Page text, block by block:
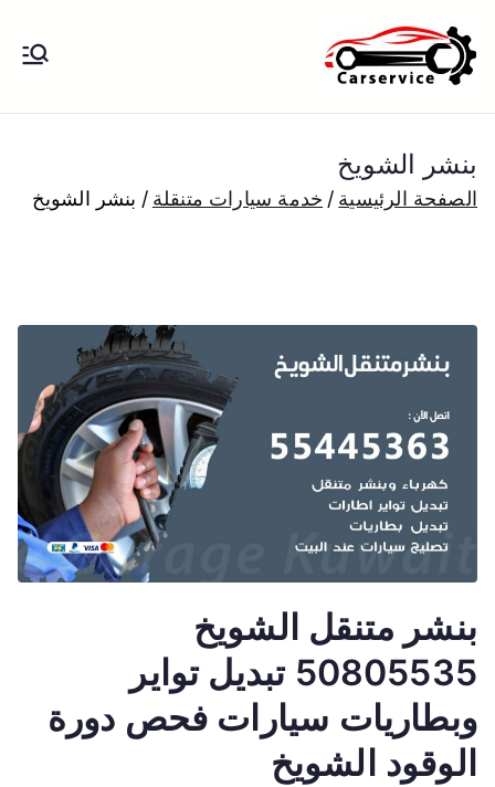
إلى
المحتوى
بنشر متنقل الكويت كهرباء وبنشر تبديل
بنشر الشويخ
الصفحة الرئيسية خدمة سيارات متنقلة بنشر الشويخ
بنشر متنقل الشويخ
50805535 تبديل تواير
وبطاريات سيارات فحص دورة
الوقود الشويخ